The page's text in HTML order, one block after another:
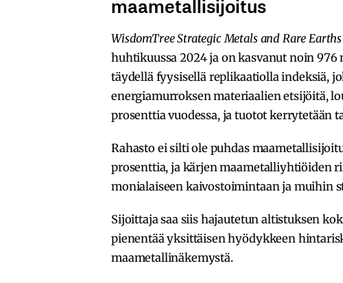
WisdomTree Strategic Metals and Rare
huhtikuussa 2024 ja on kasvanut noin
täydellä fyysisellä replikaatiolla indeksiä,
energiamurroksen materiaalien etsijöitä,
prosenttia vuodessa, ja tuotot kerrytetään
Rahasto ei silti ole puhdas
prosenttia, ja kärjen maametalliyhtiöiden
monialaiseen kaivostoimintaan ja muihin
Sijoittaja saa siis hajautetun altistuksen
pienentää yksittäisen hyödykkeen
maametallinäkemystä.